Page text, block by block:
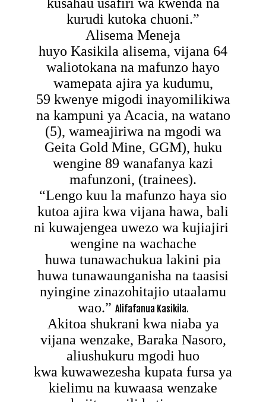
kurudi kutoka chuoni.”
Alisema Meneja
huyo Kasikila alisema, vijana 64
waliotokana na mafunzo hayo
wamepata ajira ya kudumu,
59 kwenye migodi inayomilikiwa
na kampuni ya Acacia, na watano
(5), wameajiriwa na mgodi wa
Geita Gold Mine, GGM), huku
wengine 89 wanafanya kazi
mafunzoni, (trainees).
“Lengo kuu la mafunzo haya sio
kutoa ajira kwa vijana hawa, bali
ni kuwajengea uwezo wa kujiajiri
wengine na wachache
huwa tunawachukua lakini pia
huwa tunawaunganisha na taasisi
nyingine zinazohitajio utaalamu
wao.” Alifafanua Kasikila.
Akitoa shukrani kwa niaba ya
vijana wenzake, Baraka Nasoro,
aliushukuru mgodi huo
kwa kuwawezesha kupata fursa ya
kielimu na kuwaasa wenzake